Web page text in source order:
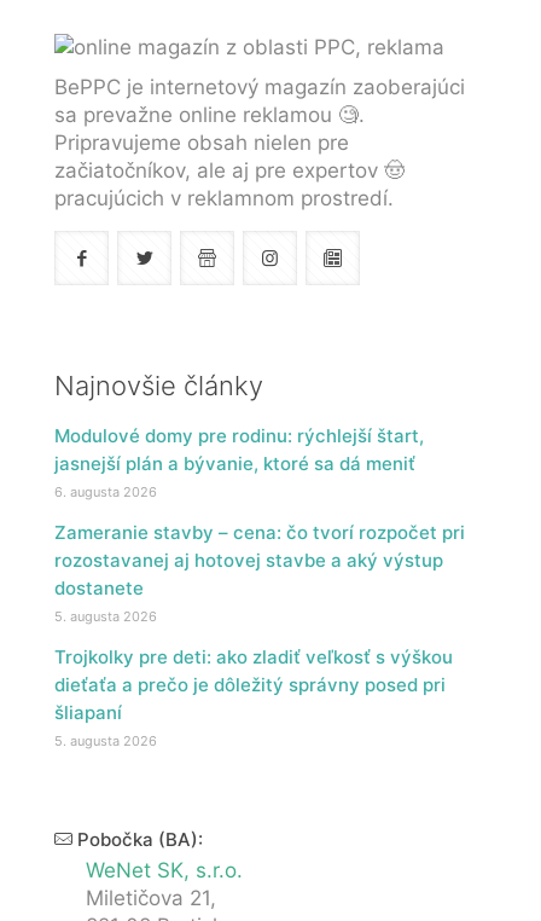
BePPC je internetový magazín zaoberajúci
sa prevažne online reklamou 🧐.
Pripravujeme obsah nielen pre
začiatočníkov, ale aj pre expertov 🤠
pracujúcich v reklamnom prostredí.
Najnovšie články
Modulové domy pre rodinu: rýchlejší štart,
jasnejší plán a bývanie, ktoré sa dá meniť
6. augusta 2026
Zameranie stavby – cena: čo tvorí rozpočet pri
rozostavanej aj hotovej stavbe a aký výstup
dostanete
5. augusta 2026
Trojkolky pre deti: ako zladiť veľkosť s výškou
dieťaťa a prečo je dôležitý správny posed pri
šliapaní
5. augusta 2026
Pobočka (BA):
WeNet SK, s.r.o.
Miletičova 21,